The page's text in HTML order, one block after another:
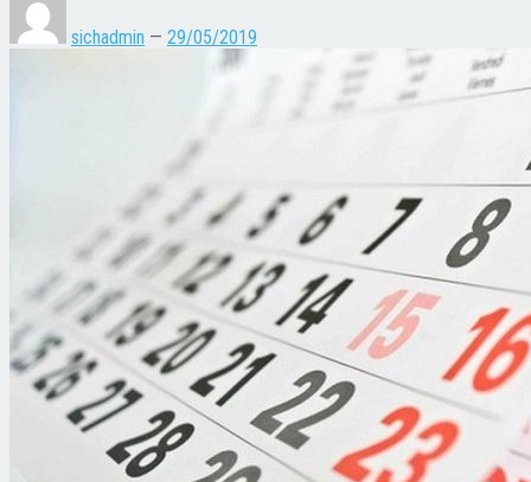
sichadmin — 29/05/2019